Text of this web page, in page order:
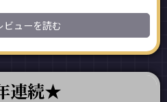
ビューを読む
連続